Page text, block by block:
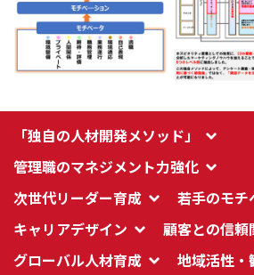
「独自の人材開発メソッド」
管理職のマネジメント力強化
次世代リーダー育成
若手のモチ
キャリアデザイン
顧客との信頼
グローバル人材育成
地域活性・